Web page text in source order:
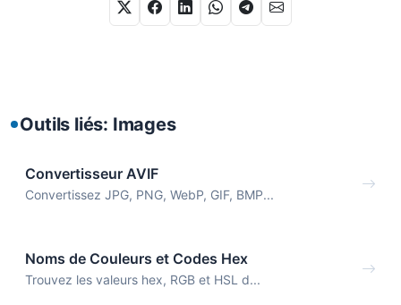
Outils liés: Images
Convertisseur AVIF
Convertissez JPG, PNG, WebP, GIF, BMP...
Noms de Couleurs et Codes Hex
Trouvez les valeurs hex, RGB et HSL d...